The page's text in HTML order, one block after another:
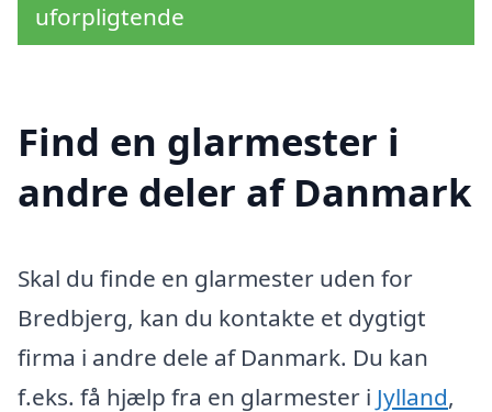
uforpligtende
Find en glarmester i
andre deler af Danmark
Skal du finde en glarmester uden for
Bredbjerg, kan du kontakte et dygtigt
firma i andre dele af Danmark. Du kan
f.eks. få hjælp fra en glarmester i Jylland,